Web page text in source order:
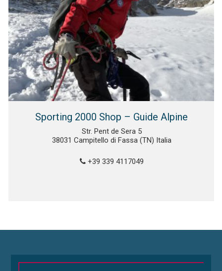
Sporting 2000 Shop – Guide Alpine
Str. Pent de Sera 5
38031 Campitello di Fassa (TN) Italia
+39 339 4117049